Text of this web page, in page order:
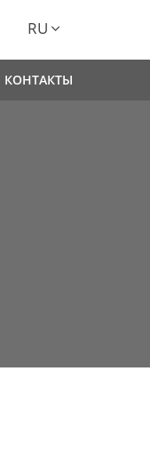
RU
КОНТАКТЫ